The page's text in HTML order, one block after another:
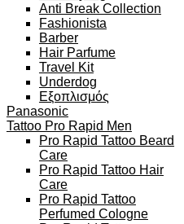
Anti Break Collection
Fashionista
Barber
Hair Parfume
Travel Kit
Underdog
Εξοπλισμός
Panasonic
Tattoo Pro Rapid Men
Pro Rapid Tattoo Beard
Care
Pro Rapid Tattoo Hair
Care
Pro Rapid Tattoo
Perfumed Cologne